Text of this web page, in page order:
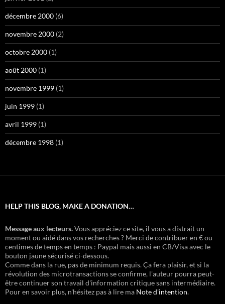
décembre 2000 (6)
novembre 2000 (2)
octobre 2000 (1)
août 2000 (1)
novembre 1999 (1)
juin 1999 (1)
avril 1999 (1)
décembre 1998 (1)
HELP THIS BLOG, MAKE A DONATION…
Message aux lecteurs.Vous appréciez ce site, il vous a distrait un
moment ou aidé dans vos recherches ? Merci de contribuer en € ou
centimes de temps en temps : Paypal mais aussi en CB/Visa avec le
bouton jaune sécurisé ci-dessous.
Comme dans la rue, pas de minimum requis. Ça fera plaisir, et si la
révolution des microtransactions se confirme, l'auteur pourra peut-
être continuer son travail d'information critique sans intermédiaire.
Pour en savoir plus, n'hésitez pas à lire ma Note d'intention.